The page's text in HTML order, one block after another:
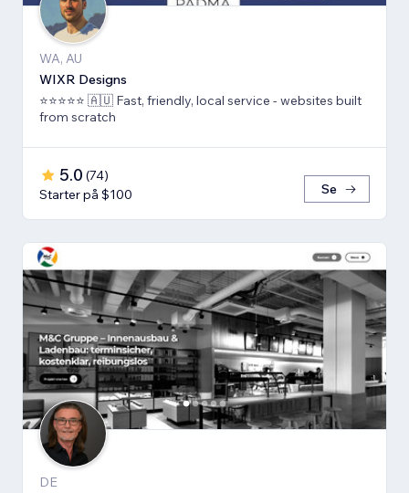
WA, AU
WIXR Designs
⭐️⭐️⭐️⭐️⭐️ 🇦🇺 Fast, friendly, local service - websites built
from scratch
5.0 (74)
Starter på $100
Se
DE